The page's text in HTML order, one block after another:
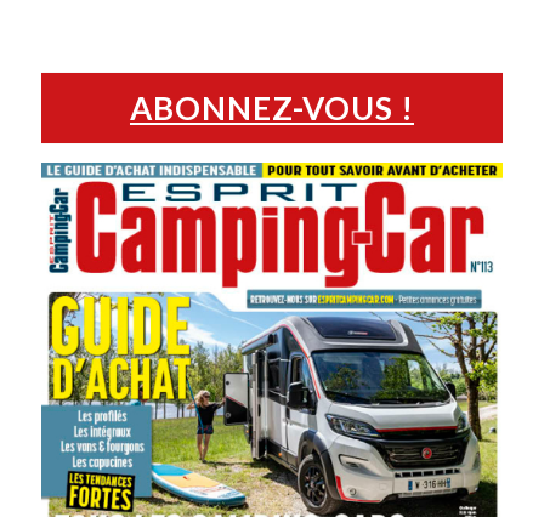
ABONNEZ-VOUS !